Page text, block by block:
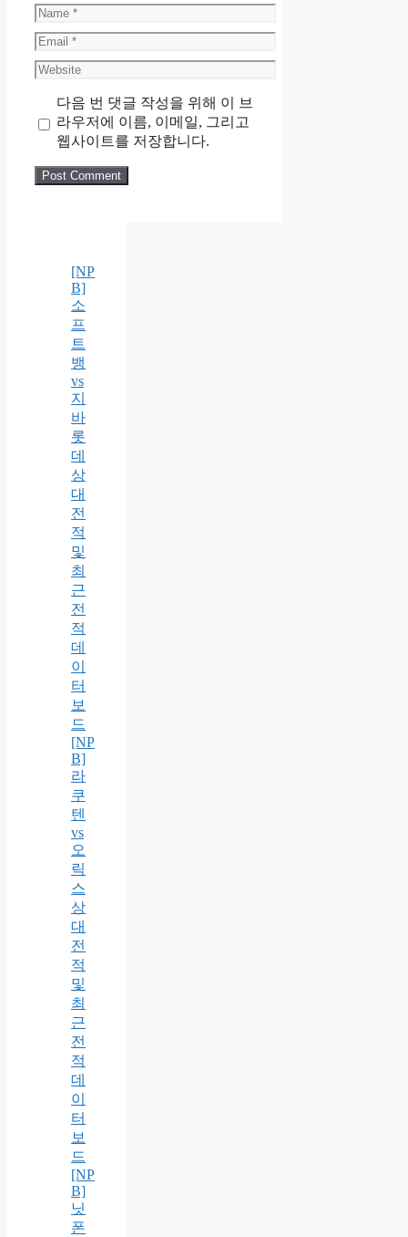
Name
Email
Website
다음 번 댓글 작성을 위해 이 브
라우저에 이름, 이메일, 그리고
웹사이트를 저장합니다.
[NP
B]
소
프
트
뱅
vs
지
바
롯
데
상
대
전
적
및
최
근
전
적
데
이
터
보
드
[NP
B]
라
쿠
텐
vs
오
릭
스
상
대
전
적
및
최
근
전
적
데
이
터
보
드
[NP
B]
닛
폰